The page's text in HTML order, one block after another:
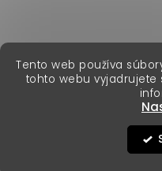
Tento web používa
tohto webu vyjadrujete
Vytvoril Shoptet
Copyright 2026Erika